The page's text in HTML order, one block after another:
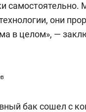
они
в целом», —
бак сошел с